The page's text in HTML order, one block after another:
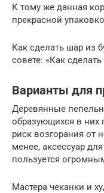
К тому же данная
прекрасной
Как сделать шар из
совете: «Как
Варианты для
Деревянные
образующихся в них
риск возгорания от
менее, аксессуар
пользуется
Мастера чеканки и